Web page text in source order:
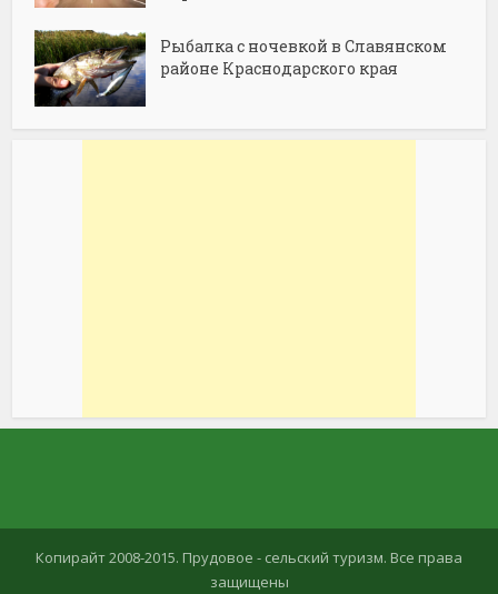
Рыбалка с ночевкой в Славянском
районе Краснодарского края
Копирайт 2008-2015. Прудовое - сельский туризм. Все права
защищены